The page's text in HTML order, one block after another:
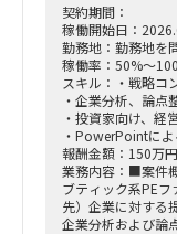
取組み品目が決定
購買条件を整理し
せていただきます
③比較購買実施
間接経費のコスト
貴社の購買条件に
きます。
④売り手企業様と
間接経費のコスト
ご報告した結果を
だきます。
契約期間：
稼働開始日：
勤務地：勤務地を
稼働率：50%～
スキル：・戦略コ
・企業分析、論点
・投資家向け、経
・PowerPointに
報酬金額：150万
業務内容：■案件
ブティック系PE
先）企業に対する
企業分析および論